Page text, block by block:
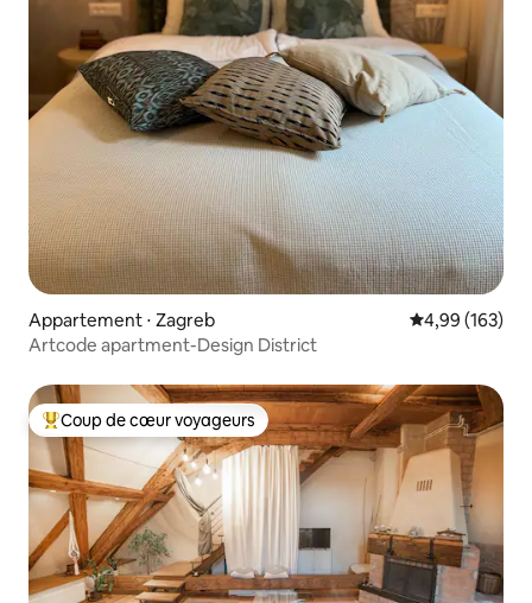
Appartement ⋅ Zagreb Évaluation
4,99 (163)
Artcode apartment-Design District
Coups de cœur voyageurs les plus appréciés
Coup de cœur voyageurs